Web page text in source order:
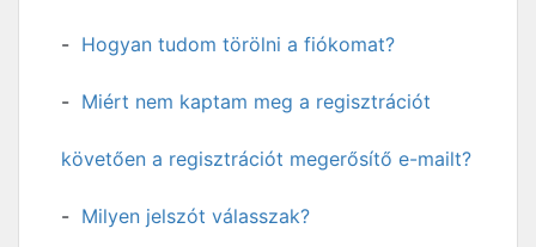
Hogyan tudom törölni a fiókomat?
Miért nem kaptam meg a regisztrációt
követően a regisztrációt megerősítő e-mailt?
Milyen jelszót válasszak?